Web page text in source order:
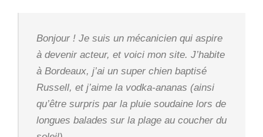
Bonjour ! Je suis un mécanicien qui aspire
à devenir acteur, et voici mon site. J’habite
à Bordeaux, j’ai un super chien baptisé
Russell, et j’aime la vodka-ananas (ainsi
qu’être surpris par la pluie soudaine lors de
longues balades sur la plage au coucher du